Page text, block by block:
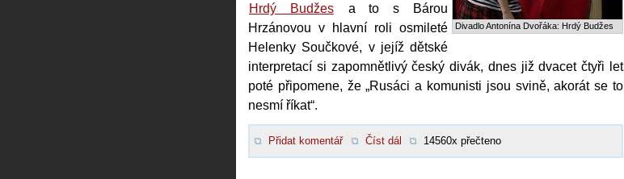
Divadlo Antonína Dvořáka: Hrdý Budžes
Hrdý Budžes a to s Bárou
Hrzánovou v hlavní roli osmileté
Helenky Součkové, v jejíž dětské
interpretací si zapomnětlivý český divák, dnes již dvacet čtyři let
poté připomene, že „Rusáci a komunisti jsou svině, akorát se to
nesmí říkat“.
Přidat komentář Číst dál 14560x přečteno